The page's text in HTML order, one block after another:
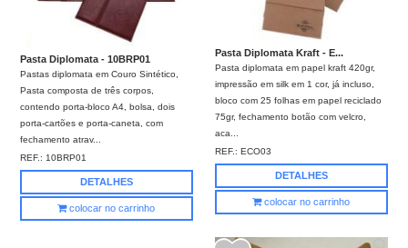
Pasta Diplomata - 10BRP01
Pastas diplomata em Couro Sintético,
Pasta composta de três corpos,
contendo porta-bloco A4, bolsa, dois
porta-cartões e porta-caneta, com
fechamento atrav...
REF.:10BRP01
DETALHES
colocar no carrinho
Pasta Diplomata Kraft - E...
Pasta diplomata em papel kraft 420gr,
impressão em silk em 1 cor, já incluso,
bloco com 25 folhas em papel reciclado
75gr, fechamento botão com velcro,
aca...
REF.:ECO03
DETALHES
colocar no carrinho